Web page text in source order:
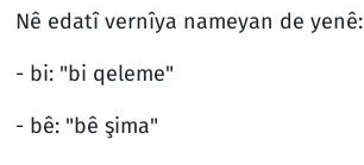
Nê edatî vernîya nameyan de yenê:
- bi: "bi qeleme"
- bê: "bê şima"